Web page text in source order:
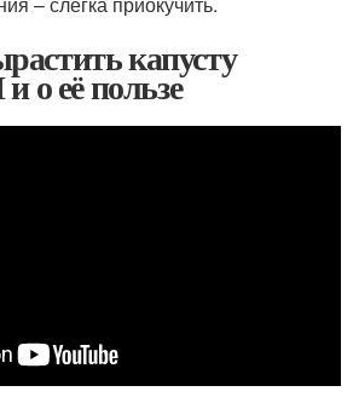
капусту
её пользе